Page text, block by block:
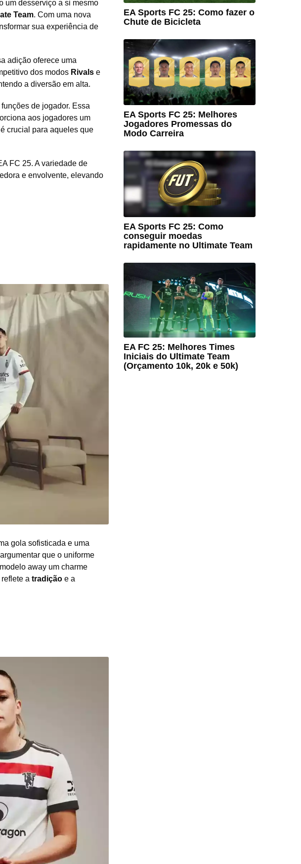
um desserviço a si mesmo
Team. Com uma nova
sua experiência de
adição oferece uma
dos modos Rivals e
a diversão em alta.
de jogador. Essa
aos jogadores um
crucial para aqueles que
FC 25. A variedade de
e envolvente, elevando
gola sofisticada e uma
que o uniforme
away um charme
a tradição e a
EA Sports FC 25: Como fazer o
Chute de Bicicleta
EA Sports FC 25: Melhores
Jogadores Promessas do
Modo Carreira
EA Sports FC 25: Como
conseguir moedas
rapidamente no Ultimate Team
EA FC 25: Melhores Times
Iniciais do Ultimate Team
(Orçamento 10k, 20k e 50k)